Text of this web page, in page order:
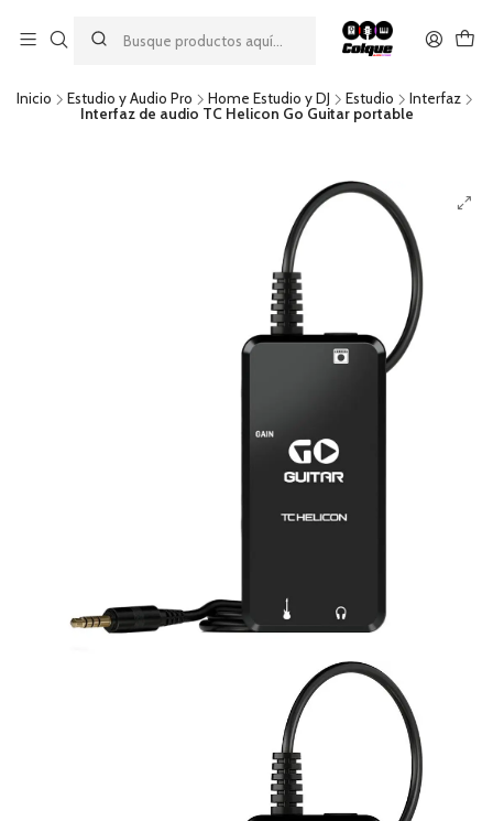
descuento por pago con transferencia bancaria
por una compra mínima de $49.990. Este descuento no es
acumulable a otras promociones ni aplicable a gastos de envío.
Inicio Estudio y Audio Pro Home Estudio y DJ Estudio
Interfaz
Interfaz de audio TC Helicon Go Guitar portable